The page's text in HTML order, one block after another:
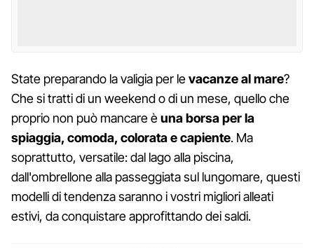
State preparando la valigia per levacanze al mare?
Che si tratti di un weekend o di un mese, quello che
proprio non può mancare èuna borsa per la
spiaggia, comoda, colorata e capiente. Ma
soprattutto, versatile: dal lago alla piscina,
dall'ombrellone alla passeggiata sul lungomare, questi
modelli di tendenza saranno i vostri migliori alleati
estivi, da conquistare approfittando dei saldi.